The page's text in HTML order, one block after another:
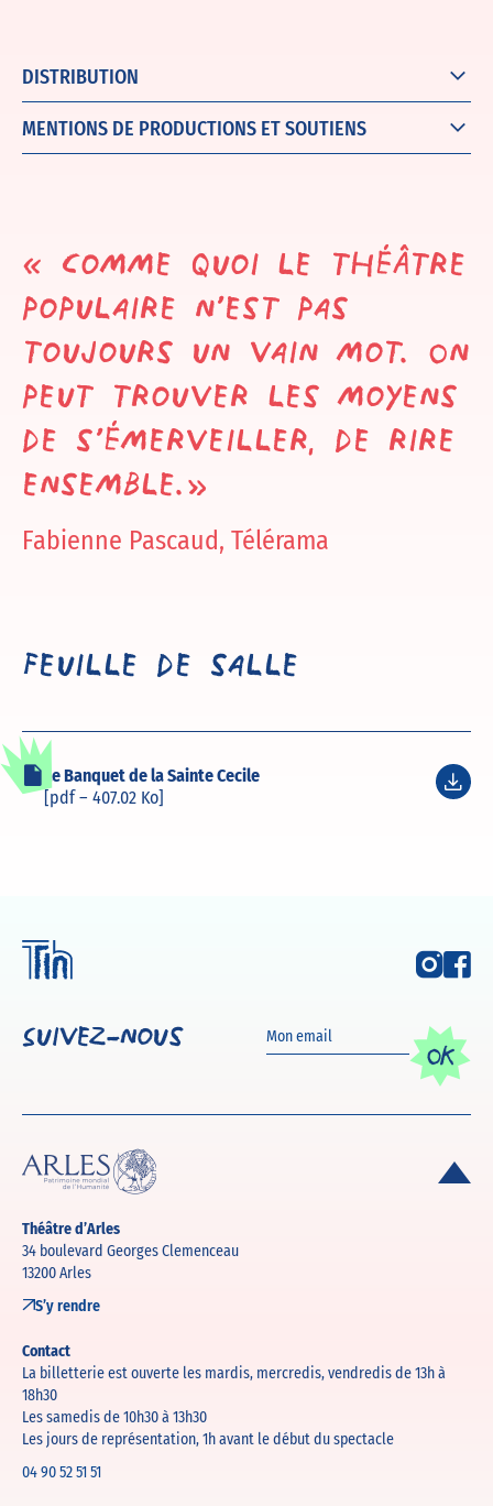
DISTRIBUTION
MENTIONS DE PRODUCTIONS ET SOUTIENS
« Comme quoi le théâtre
populaire n’est pas
toujours un vain mot. On
peut trouver les moyens
de s’émerveiller, de rire
ensemble.»
Fabienne Pascaud, Télérama
Feuille de salle
Le Banquet de la Sainte Cecile
[pdf – 407.02 Ko]
Suivez-nous
OK
Théâtre d’Arles
34 boulevard Georges Clemenceau
13200 Arles
S’y rendre
Contact
La billetterie est ouverte les mardis, mercredis, vendredis de 13h à
18h30
Les samedis de 10h30 à 13h30
Les jours de représentation, 1h avant le début du spectacle
04 90 52 51 51